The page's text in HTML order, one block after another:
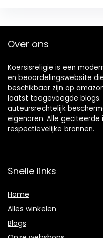
Over ons
Koersisreligie is een
en beoordelingswebsite
beschikbaar zijn op
laatst toegevoegde blogs.
auteursrechtelijk
eigenaren. Alle geciteerde
respectievelijke bronnen.
Snelle links
Home
Alles winkelen
Blogs